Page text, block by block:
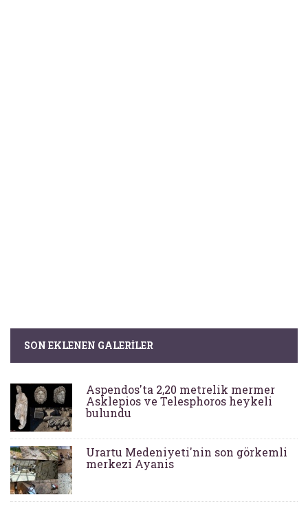
SON EKLENEN GALERILER
Aspendos'ta 2,20 metrelik mermer
Asklepios ve Telesphoros heykeli
bulundu
Urartu Medeniyeti'nin son görkemli
merkezi Ayanis